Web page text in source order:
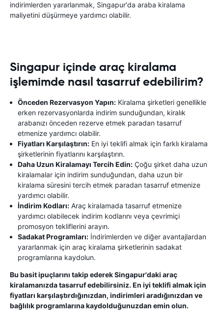
indirimlerden yararlanmak, Singapur'da araba kiralama
maliyetini düşürmeye yardımcı olabilir.
Singapur içinde araç kiralama
işlemimde nasıl tasarruf edebilirim?
Önceden Rezervasyon Yapın: Kiralama şirketleri genellikle
erken rezervasyonlarda indirim sunduğundan, kiralık
arabanızı önceden rezerve etmek paradan tasarruf
etmenize yardımcı olabilir.
Fiyatları Karşılaştırın: En iyi teklifi almak için farklı kiralama
şirketlerinin fiyatlarını karşılaştırın.
Daha Uzun Kiralamayı Tercih Edin: Çoğu şirket daha uzun
kiralamalar için indirim sunduğundan, daha uzun bir
kiralama süresini tercih etmek paradan tasarruf etmenize
yardımcı olabilir.
İndirim Kodları: Araç kiralamada tasarruf etmenize
yardımcı olabilecek indirim kodlarını veya çevrimiçi
promosyon tekliflerini arayın.
Sadakat Programları: İndirimlerden ve diğer avantajlardan
yararlanmak için araç kiralama şirketlerinin sadakat
programlarına kaydolun.
Bu basit ipuçlarını takip ederek Singapur'daki araç
kiralamanızda tasarruf edebilirsiniz. En iyi teklifi almak için
fiyatları karşılaştırdığınızdan, indirimleri aradığınızdan ve
bağlılık programlarına kaydolduğunuzdan emin olun.